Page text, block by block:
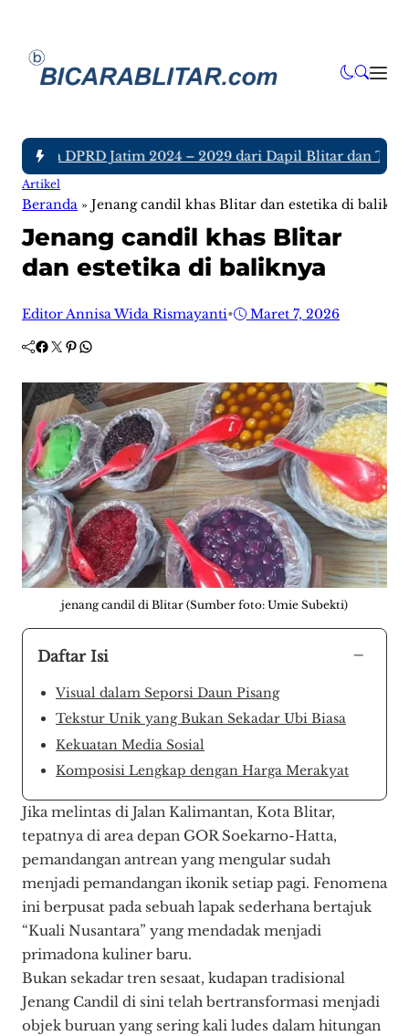
DPRD Jatim 2024 – 2029 dari Dapil Blitar dan
Artikel
Beranda » Jenang candil khas Blitar dan estetika di
Jenang candil khas Blitar
dan estetika di baliknya
Editor Annisa Wida Rismayanti• Maret 7, 2026
Facebook Twitter Pinterest WhatsApp
jenang candil di Blitar (Sumber foto: Umie Subekti)
Daftar Isi −
Visual dalam Seporsi Daun Pisang
Tekstur Unik yang Bukan Sekadar Ubi Biasa
Kekuatan Media Sosial
Komposisi Lengkap dengan Harga Merakyat
Jika melintas di Jalan Kalimantan, Kota Blitar,
tepatnya di area depan GOR Soekarno-Hatta,
pemandangan antrean yang mengular sudah
menjadi pemandangan ikonik setiap pagi. Fenomena
ini berpusat pada sebuah lapak sederhana bertajuk
“Kuali Nusantara” yang mendadak menjadi
primadona kuliner baru.
Bukan sekadar tren sesaat, kudapan tradisional
Jenang Candil di sini telah bertransformasi menjadi
objek buruan yang sering kali ludes dalam hitungan